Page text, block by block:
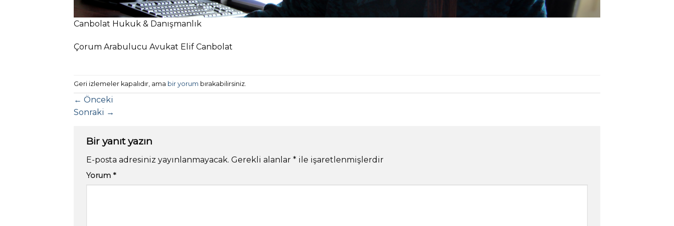
Canbolat Hukuk & Danışmanlık
Çorum Arabulucu Avukat Elif Canbolat
Geri izlemeler kapalıdır, ama bir yorum bırakabilirsiniz.
← Önceki
Sonraki →
Bir yanıt yazın
E-posta adresiniz yayınlanmayacak. Gerekli alanlar * ile işaretlenmişlerdir
Yorum *